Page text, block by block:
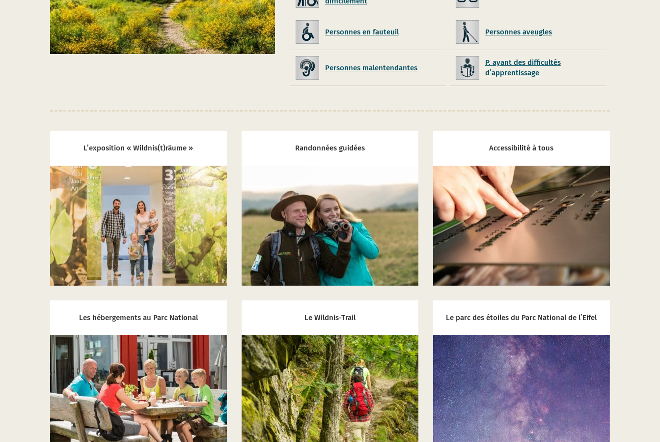
Personnes en fauteuil
Personnes malentendantes
Personnes aveugles
P. ayant des difficultés
d’apprentissage
L’exposition « Wildnis(t)räume » Randonnées guidées Accessibilité à tous
Les hébergements au Parc National Le Wildnis-Trail Le parc des étoiles du Parc National de l’Eifel